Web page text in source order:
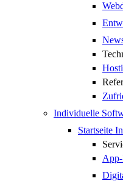
Individuelle
Startseite